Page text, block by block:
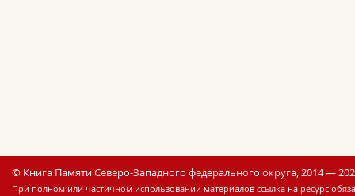
© Книга Памяти Северо-Западного федерального округа, 2014 —
При полном или частичном использовании материалов ссылка на ресурс